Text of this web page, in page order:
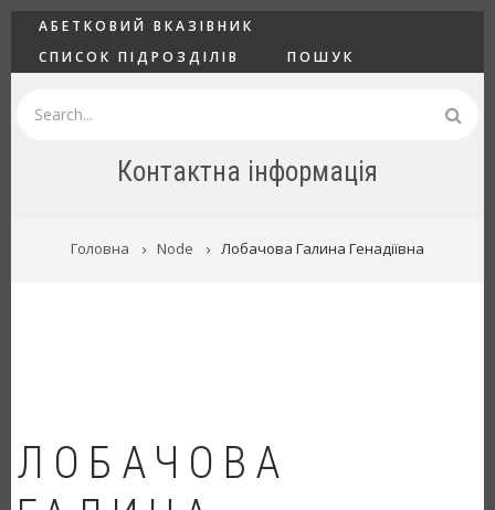
Перейти
основного
ГОЛОВНЕ
АБЕТКОВИЙ ВКАЗІВНИК
СПИСОК ПІДРОЗДІЛІВ
ПОШУК
Контактна інформація
РЯДОК
Головна Node Лобачова Галина Генадіївна
ЛОБАЧОВА